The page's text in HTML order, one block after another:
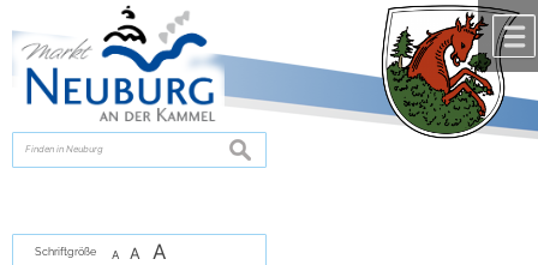
zur Navigationoder
springen.
suchen
Schriftgröße A A A